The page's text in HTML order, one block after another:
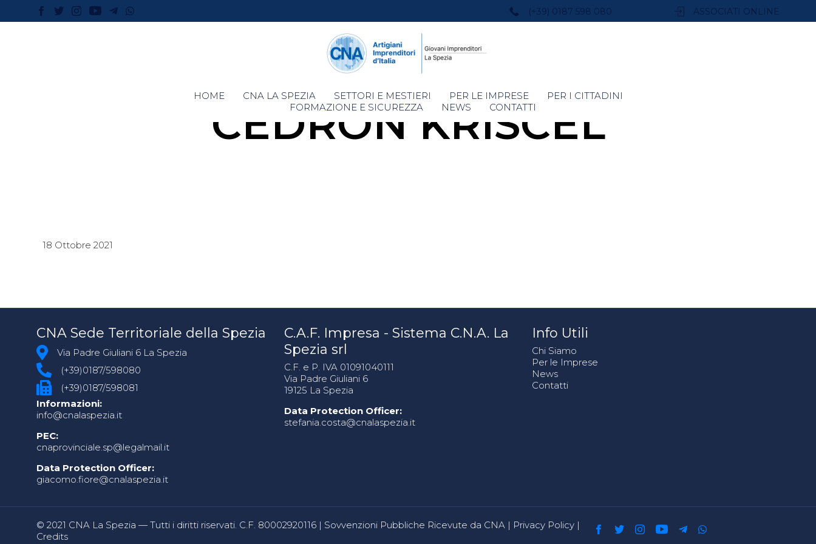
(+39) 0187 598 080 ASSOCIATI ONLINE
Skip
to
HOME CNA LA SPEZIA SETTORI E MESTIERI PER LE IMPRESE
PER I CITTADINI
FORMAZIONE E SICUREZZA
NEWS CONTATTI
CEDRON KRISCEL
18 Ottobre 2021
CNA Sede Territoriale della Spezia
Via Padre Giuliani 6 La Spezia
(+39)0187/598080
(+39)0187/598081
Informazioni:
info@cnalaspezia.it
PEC:
cnaprovinciale.sp@legalmail.it
Data Protection Officer:
giacomo.fiore@cnalaspezia.it
C.A.F. Impresa - Sistema C.N.A. La
Spezia srl
C.F. e P. IVA 01091040111
Via Padre Giuliani 6
19125 La Spezia
Data Protection Officer:
stefania.costa@cnalaspezia.it
Info Utili
Chi Siamo
Per le Imprese
News
Contatti
© 2021 CNA La Spezia — Tutti i diritti riservati. C.F. 80002920116 | Sovvenzioni Pubbliche Ricevute da CNA | Privacy Policy |
Credits